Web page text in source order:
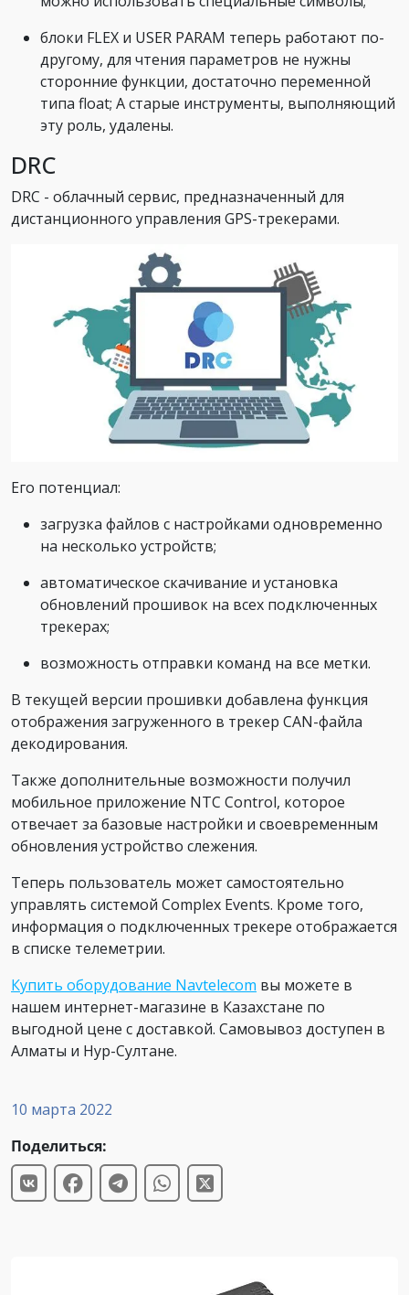
10 марта 2022
Поделиться:
блоки FLEX и USER PARAM теперь работают по-
другому, для чтения параметров не нужны
сторонние функции, достаточно переменной
типа float; А старые инструменты, выполняющий
эту роль, удалены.
DRC
DRC - облачный сервис, предназначенный для
дистанционного управления GPS-трекерами.
Его потенциал:
загрузка файлов с настройками одновременно
на несколько устройств;
автоматическое скачивание и установка
обновлений прошивок на всех подключенных
трекерах;
возможность отправки команд на все метки.
В текущей версии прошивки добавлена функция
отображения загруженного в трекер CAN-файла
декодирования.
Также дополнительные возможности получил
мобильное приложение NTC Control, которое
отвечает за базовые настройки и своевременным
обновления устройство слежения.
Теперь пользователь может самостоятельно
управлять системой Complex Events. Кроме того,
информация о подключенных трекере отображается
в списке телеметрии.
Купить оборудование Navtelecom вы можете в
нашем интернет-магазине в Казахстане по
выгодной цене с доставкой. Самовывоз доступен в
Алматы и Нур-Султане.